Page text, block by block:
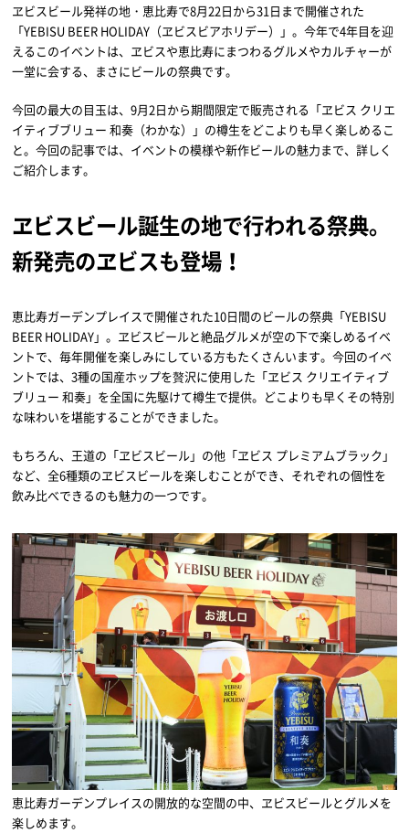
ヱビスビール発祥の地・恵比寿で8月22日から31日まで開催された
「YEBISU BEER HOLIDAY（ヱビスビアホリデー）」。今年で4年目を迎
えるこのイベントは、ヱビスや恵比寿にまつわるグルメやカルチャーが
一堂に会する、まさにビールの祭典です。
今回の最大の目玉は、9月2日から期間限定で販売される「ヱビス クリエ
イティブブリュー 和奏（わかな）」の樽生をどこよりも早く楽しめるこ
と。今回の記事では、イベントの模様や新作ビールの魅力まで、詳しく
ご紹介します。
ヱビスビール誕生の地で行われる祭典。
新発売のヱビスも登場！
恵比寿ガーデンプレイスで開催された10日間のビールの祭典「YEBISU
BEER HOLIDAY」。ヱビスビールと絶品グルメが空の下で楽しめるイベ
ントで、毎年開催を楽しみにしている方もたくさんいます。今回のイベ
ントでは、3種の国産ホップを贅沢に使用した「ヱビス クリエイティブ
ブリュー 和奏」を全国に先駆けて樽生で提供。どこよりも早くその特別
な味わいを堪能することができました。
もちろん、王道の「ヱビスビール」の他「ヱビス プレミアムブラック」
など、全6種類のヱビスビールを楽しむことができ、それぞれの個性を
飲み比べできるのも魅力の一つです。
恵比寿ガーデンプレイスの開放的な空間の中、ヱビスビールとグルメを
楽しめます。